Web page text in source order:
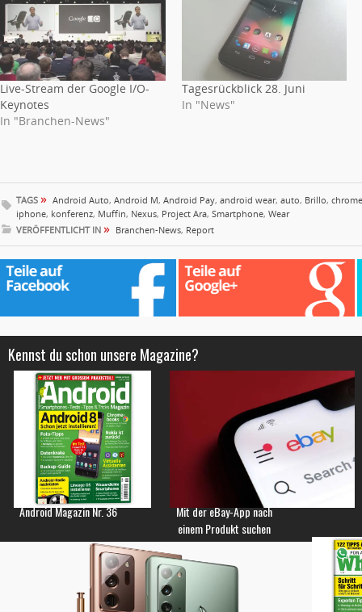
Live-Stream der Google I/O-
Keynotes
In "Branchen-News"
Tagesrückblick 28. Juni
In "News"
TAGS » Android Auto, Android M, Android Pay, android wear, auto, Brillo,
iphone, konferenz, Muffin, Nexus, Project Ara, Smartphone, Wear
VERÖFFENTLICHT IN » Branchen-News, Report
Kennst du schon unsere Magazine?
Android Magazin Nr. 36
Mit der eBay-App nach
einem Produkt suchen